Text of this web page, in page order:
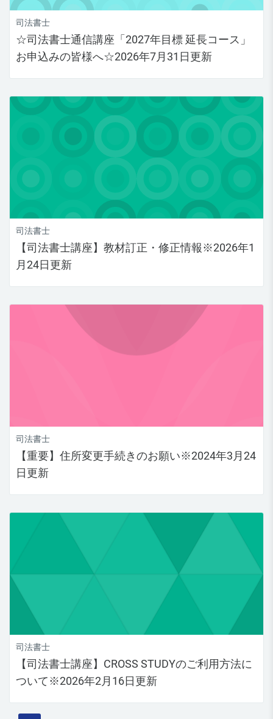
司法書士
☆司法書士通信講座「2027年目標 延長コース」
お申込みの皆様へ☆2026年7月31日更新
司法書士
【司法書士講座】教材訂正・修正情報※2026年1
月24日更新
司法書士
【重要】住所変更手続きのお願い※2024年3月24
日更新
司法書士
【司法書士講座】CROSS STUDYのご利用方法に
ついて※2026年2月16日更新